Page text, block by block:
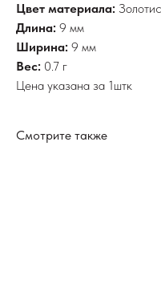
Цвет материала:
Длина: 9 мм
Ширина: 9 мм
Вес: 0.7 г
Цена указана за 1штк
Смотрите также